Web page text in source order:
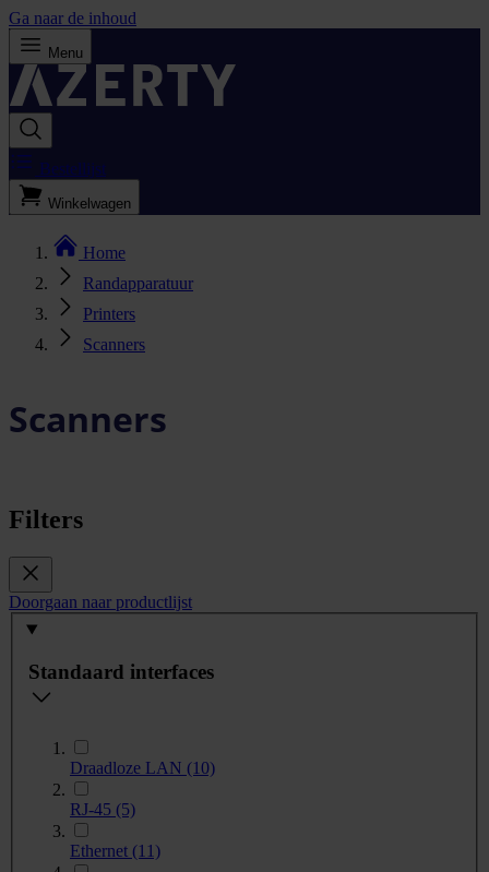
Ga naar de inhoud
Menu
Bestellijst
Winkelwagen
Home
Randapparatuur
Printers
Scanners
Scanners
Filters
Doorgaan naar productlijst
Standaard interfaces
Draadloze LAN (10)
RJ-45 (5)
Ethernet (11)